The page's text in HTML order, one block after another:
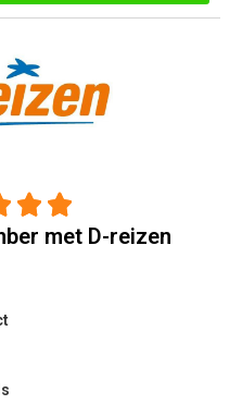
 
met D-reizen